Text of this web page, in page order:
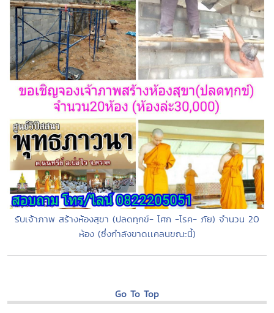
รับเจ้าภาพ สร้างห้องสุขา (ปลดทุกข์- โศก -โรค- ภัย) จำนวน 20
ห้อง (ซึ่งกำลังขาดเเคลนขณะนี้)
Go To Top